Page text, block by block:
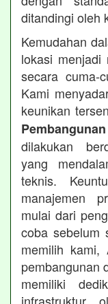
ditandingi oleh
Kemudahan
lokasi
secara cuma-
Kami
keunikan
dilakukan
yang
teknis.
manajemen
mulai dari
coba sebelum
memilih kami,
pembangunan
memiliki